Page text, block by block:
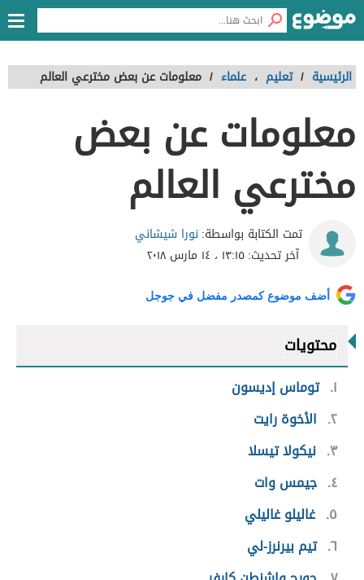
الرئيسية / تعليم ، علماء / معلومات عن بعض مخترعي العالم
معلومات عن بعض
مخترعي العالم
تمت الكتابة بواسطة: نورا شيشاني
آخر تحديث:١٣:١٥ ، ١٤ مارس ٢٠١٨
أضف موضوع كمصدر مفضل في جوجل
محتويات
١ توماس إديسون
٢ الأخوة رايت
٣ نيكولا تيسلا
٤ جيمس وات
٥ غاليلو غاليلي
٦ تيم بيرنرز-لي